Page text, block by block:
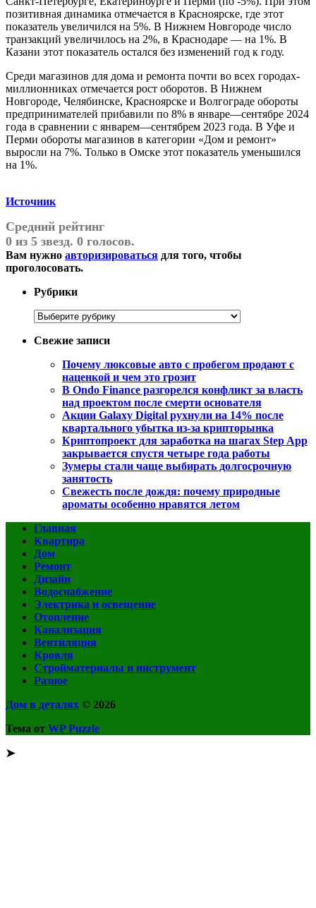
позитивная динамика отмечается в Красноярске, где этот
показатель увеличился на 5%. В Нижнем Новгороде число
транзакций увеличилось на 2%, в Краснодаре — на 1%. В
Казани этот показатель остался без изменений год к году.
Среди магазинов для дома и ремонта почти во всех городах-
миллионниках отмечается рост оборотов. В Нижнем
Новгороде, Челябинске, Красноярске и Волгограде обороты
предпринимателей прибавили по 8% в январе—сентябре 2024
года в сравнении с январем—сентябрем 2023 года. В Уфе и
Перми обороты магазинов в категории «Дом и ремонт»
выросли на 7%. Только в Омске этот показатель уменьшился
на 1%.
Источник
Средний рейтинг
0 из 5 звезд. 0 голосов.
Вам нужно авторизироваться для того, чтобы
проголосовать.
Рубрики
Рубрики
Свежие записи
Почему люксовые авто с пробегом продают с
наценкой и чем это грозит
В Ondo Finance разгорелся конфликт за власть
над проектом после смерти основателя
Акции Galaxy Digital рухнули на 14% после
квартального убытка из-за крипторынка
Криптопроект для заработка на шагах Step App
закрывается спустя четыре года работы
Зумеры стали чаще выбирать долгосрочную
занятость
Свежесть после дождя: почему природные
ароматы особенно нравятся летом
Главная
Квартира
Дом
Ремонт
Дизайн
Водоснабжение
Электрика и освещение
Отопление
Канализация
Вентиляция
Кровля
Стройматериалы и инструмент
Разное
Дом в деталях © 2026
Тема от WP Puzzle
➤